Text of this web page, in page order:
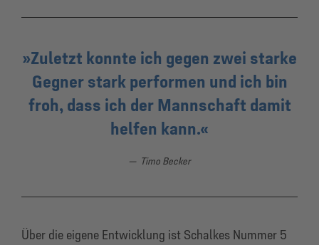
Zuletzt konnte ich gegen zwei starke
Gegner stark performen und ich bin
froh, dass ich der Mannschaft damit
helfen kann.
Timo Becker
Über die eigene Entwicklung ist Schalkes Nummer 5